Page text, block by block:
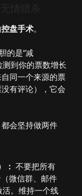
控盘手术。
的是“减
测到你的票数增长
同一个来源的票
有评论），它会
会坚持做两件
： 不要把所有
微信群、邮件
活。维持一个线